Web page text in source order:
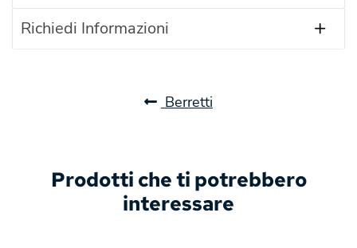
Richiedi Informazioni
Berretti
Prodotti che ti potrebbero
interessare